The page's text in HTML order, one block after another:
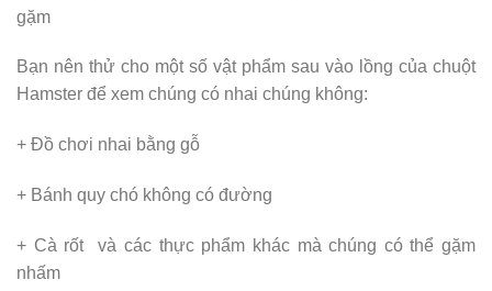
gặm
Bạn nên thử cho một số vật phẩm sau vào lồng của chuột
Hamster để xem chúng có nhai chúng không:
+ Đồ chơi nhai bằng gỗ
+ Bánh quy chó không có đường
+ Cà rốt và các thực phẩm khác mà chúng có thể gặm
nhấm